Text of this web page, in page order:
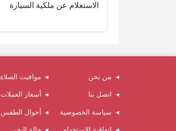
الاستعلام عن ملكية السيارة
من نحن
اتصل بنا
سياسة الخصوصية
مواقيت الصلاة
أسعار العملات
أحوال الطقس